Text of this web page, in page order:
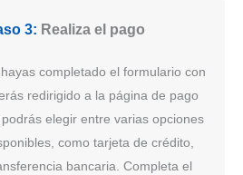
3: Realiza el pago
completado el formulario con
redirigido a la página de pago
elegir entre varias opciones
como tarjeta de crédito,
bancaria. Completa el